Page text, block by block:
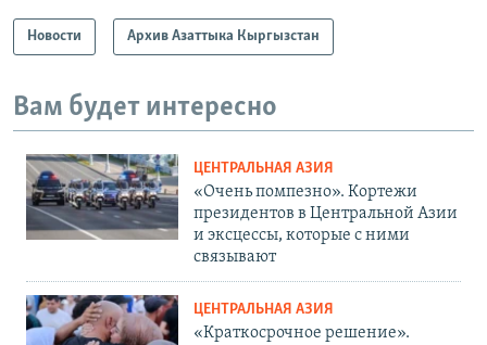
Новости Архив Азаттыка Кыргызстан
Вам будет интересно
ЦЕНТРАЛЬНАЯ АЗИЯ
«Очень помпезно». Кортежи
президентов в Центральной Азии
и эксцессы, которые с ними
связывают
ЦЕНТРАЛЬНАЯ АЗИЯ
«Краткосрочное решение».